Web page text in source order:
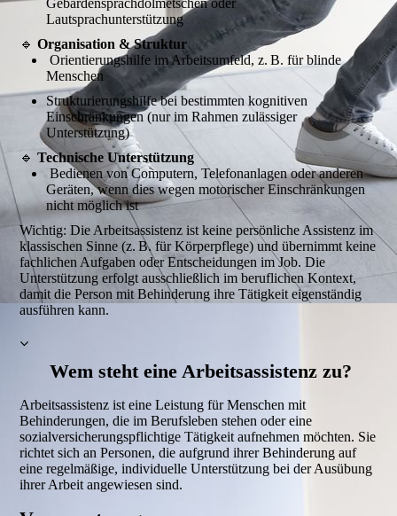
Gebärdensprachdolmetschen oder
Lautsprachunterstützung
🔹Organisation & Struktur
Orientierungshilfe im Arbeitsumfeld, z. B. für blinde
Menschen
Strukturierungshilfe bei bestimmten kognitiven
Einschränkungen (nur im Rahmen zulässiger
Unterstützung)
🔹Technische Unterstützung
Bedienen von Computern, Telefonanlagen oder anderen
Geräten, wenn dies wegen motorischer Einschränkungen
nicht möglich ist
Wichtig: Die Arbeitsassistenz ist keine persönliche Assistenz im
klassischen Sinne (z. B. für Körperpflege) und übernimmt keine
fachlichen Aufgaben oder Entscheidungen im Job. Die
Unterstützung erfolgt ausschließlich im beruflichen Kontext,
damit die Person mit Behinderung ihre Tätigkeit eigenständig
ausführen kann.
Wem steht eine Arbeitsassistenz zu?
Arbeitsassistenz ist eine Leistung für Menschen mit
Behinderungen, die im Berufsleben stehen oder eine
sozialversicherungspflichtige Tätigkeit aufnehmen möchten. Sie
richtet sich an Personen, die aufgrund ihrer Behinderung auf
eine regelmäßige, individuelle Unterstützung bei der Ausübung
ihrer Arbeit angewiesen sind.